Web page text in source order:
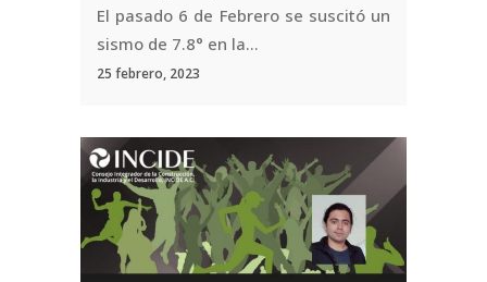
El pasado 6 de Febrero se suscitó un
sismo de 7.8° en la...
25 febrero, 2023